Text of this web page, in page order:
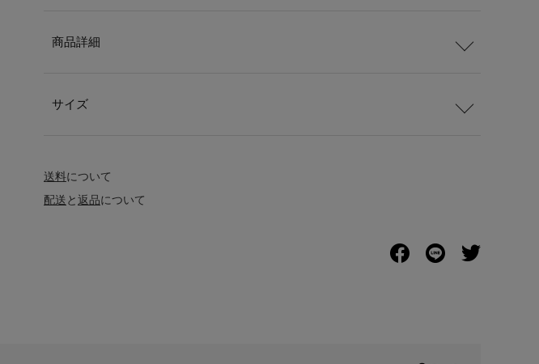
商品詳細
サイズ
送料について
配送と返品について